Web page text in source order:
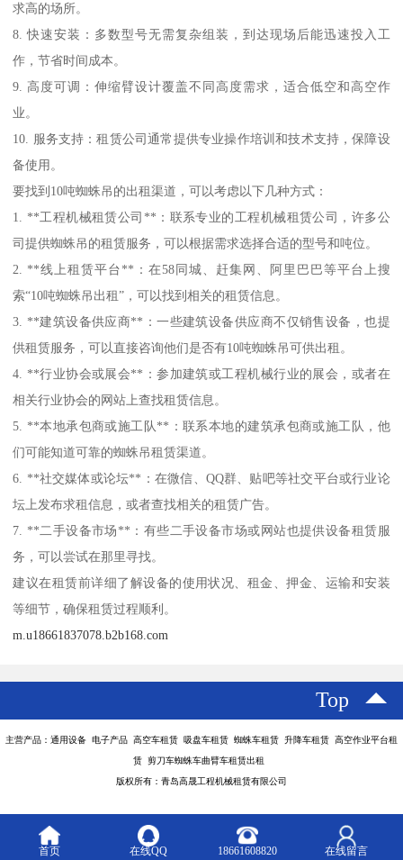
求高的场所。
8. 快速安装：多数型号无需复杂组装，到达现场后能迅速投入工
作，节省时间成本。
9. 高度可调：伸缩臂设计覆盖不同高度需求，适合低空和高空作
业。
10. 服务支持：租赁公司通常提供专业操作培训和技术支持，保障设
备使用。
要找到10吨蜘蛛吊的出租渠道，可以考虑以下几种方式：
1. **工程机械租赁公司**：联系专业的工程机械租赁公司，许多公
司提供蜘蛛吊的租赁服务，可以根据需求选择合适的型号和吨位。
2. **线上租赁平台**：在58同城、赶集网、阿里巴巴等平台上搜
索“10吨蜘蛛吊出租”，可以找到相关的租赁信息。
3. **建筑设备供应商**：一些建筑设备供应商不仅销售设备，也提
供租赁服务，可以直接咨询他们是否有10吨蜘蛛吊可供出租。
4. **行业协会或展会**：参加建筑或工程机械行业的展会，或者在
相关行业协会的网站上查找租赁信息。
5. **本地承包商或施工队**：联系本地的建筑承包商或施工队，他
们可能知道可靠的蜘蛛吊租赁渠道。
6. **社交媒体或论坛**：在微信、QQ群、贴吧等社交平台或行业论
坛上发布求租信息，或者查找相关的租赁广告。
7. **二手设备市场**：有些二手设备市场或网站也提供设备租赁服
务，可以尝试在那里寻找。
建议在租赁前详细了解设备的使用状况、租金、押金、运输和安装
等细节，确保租赁过程顺利。
m.u18661837078.b2b168.com
Top
主营产品：通用设备 电子产品 高空车租赁 吸盘车租赁 蜘蛛车租赁 升降车租赁 高空作业平台租
赁 剪刀车蜘蛛车曲臂车租赁出租
版权所有：青岛高晟工程机械租赁有限公司
首页 在线QQ 18661608820 在线留言